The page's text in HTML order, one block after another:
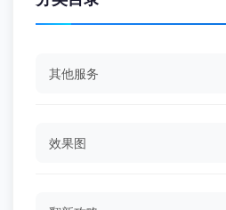
其他服务
效果图